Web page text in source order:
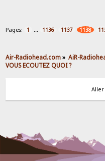
Pages: 1 ... 1136 1137 1138
Air-Radiohead.com» AiR-
VOUS ECOUTEZ QUOI ?
Aller